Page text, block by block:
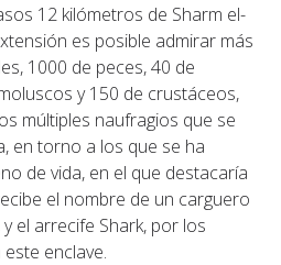
12 kilómetros de Sharm el-
es posible admirar más
1000 de peces, 40 de
y 150 de crustáceos,
múltiples naufragios que se
en torno a los que se ha
de vida, en el que destacaría
el nombre de un carguero
el arrecife Shark, por los
enclave.